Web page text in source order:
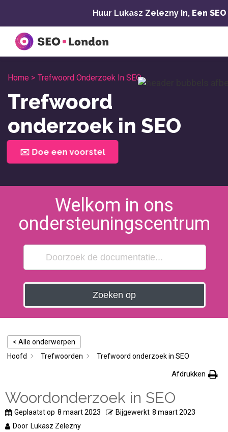
inhoud
Huur Lukasz Zelezny In, Een
Home > Trefwoord Onderzoek In SEO
Trefwoord
onderzoek in SEO
✉️ Doe een voorstel
Welkom in ons
ondersteuningscentrum
Zoeken op
< Alle onderwerpen
Hoofd
Trefwoorden Trefwoord onderzoek in SEO
Afdrukken
Woordonderzoek in SEO
Geplaatst op 8 maart 2023 Bijgewerkt 8 maart 2023
Door Lukasz Zelezny